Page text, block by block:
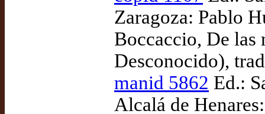
Zaragoza: Pablo
Boccaccio, De las
Desconocido),
manid 5862 Ed.:
Alcalá de